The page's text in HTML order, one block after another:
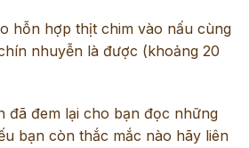
hỗn hợp thịt chim vào nấu cùng
nhuyễn là được (khoảng 20
đã đem lại cho bạn đọc những
bạn còn thắc mắc nào hãy liên